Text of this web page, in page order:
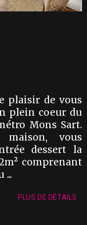
plaisir de vous
plein coeur du
Mons Sart.
vous
dessert la
comprenant
...
PLUS DE DÉTAILS